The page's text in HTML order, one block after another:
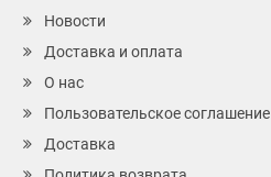
Новости
Доставка и оплата
О нас
Пользовательское соглашение
Доставка